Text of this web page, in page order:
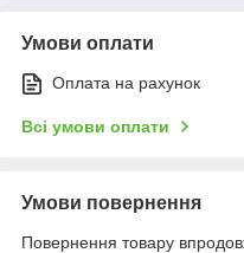
Умови оплати
Оплата на рахунок
Всі умови оплати
Умови повернення
Повернення товару